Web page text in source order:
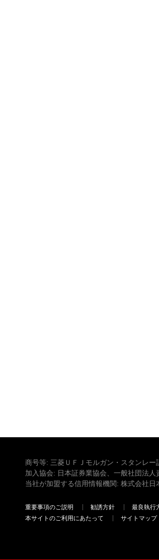
商号等: 三菱ＵＦＪモルガン・スタンレ
加入協会: 日本証券業協会、一般社団法
当社が加盟する信用情報機関: 株式会社日
重要事項のご説明 勧誘方針 最良執行
本サイトのご利用にあたって
サイトマップ